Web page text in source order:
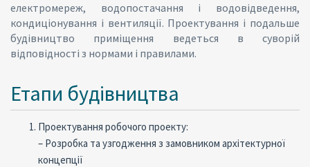
електромереж, водопостачання і водовідведення,
кондиціонування і вентиляції. Проектування і подальше
будівництво приміщення ведеться в суворій
відповідності з нормами і правилами.
Етапи будівництва
Проектування робочого проекту:
– Розробка та узгодження з замовником архітектурної
концепції